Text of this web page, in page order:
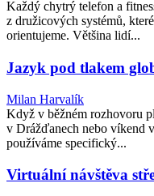
Každý chytrý telefon a
z družicových systémů,
orientujeme. Většina lidí...
Jazyk pod tlakem
Milan Harvalík
Když v běžném rozhovoru
v Drážďanech nebo víkend
používáme specifický...
Virtuální návštěva